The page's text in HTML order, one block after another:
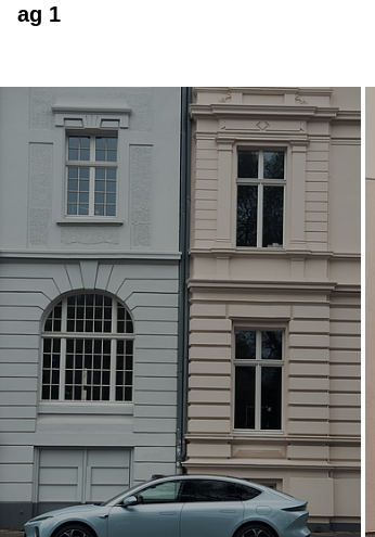
ag 1